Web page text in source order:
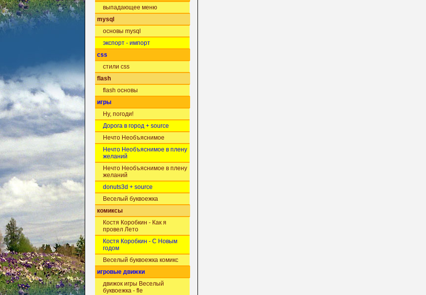
выпадающее меню
mysql
основы mysql
экспорт - импорт
css
стили css
flash
flash основы
игры
Ну, погоди!
Дорога в город + source
Нечто Необъяснимое
Нечто Необъяснимое в плену
желаний
Нечто Необъяснимое в плену
желаний
donuts3d + source
Веселый буквоежка
комиксы
Костя Коробкин - Как я
провел Лето
Костя Коробкин - С Новым
годом
Веселый буквоежка комикс
игровые движки
движок игры Веселый
буквоежка - fle